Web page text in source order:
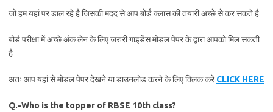
जो हम यहां पर डाल रहे है जिसकी मदद से आप बोर्ड क्लास की तयारी अच्छे से कर सकते है
बोर्ड परीक्षा में अच्छे अंक लेन के लिए जरुरी गाइडेंस मोडल पेपर के द्वारा आपको मिल सकती
है
अतः आप यहां से मोडल पेपर देखने या डाउनलोड करने के लिए क्लिक करेCLICK HERE
Q.-Who is the topper of RBSE 10th class?